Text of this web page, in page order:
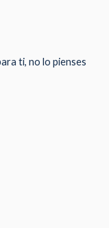
ti, no lo pienses